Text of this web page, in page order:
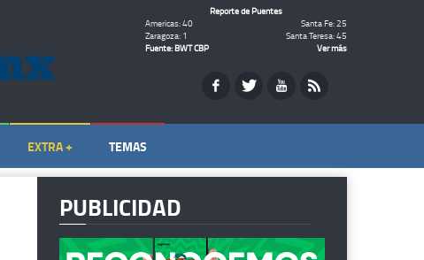
Reporte de Puentes
Americas: 40
Santa Fe: 25
Zaragoza: 1
Santa Teresa: 45
Fuente: BWT CBP
Ver más
EXTRA + TEMAS
PUBLICIDAD